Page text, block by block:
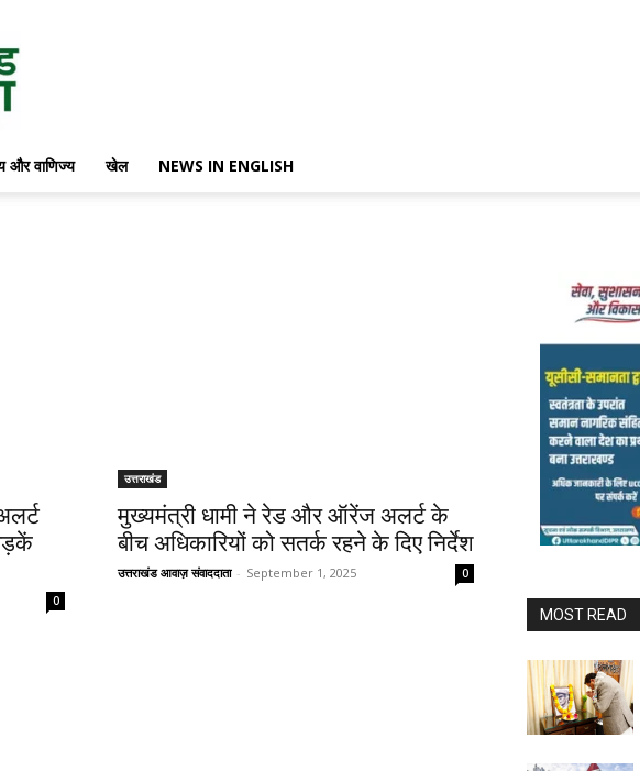
और वाणिज्य खेल NEWS IN ENGLISH
0
उत्तराखंड
मुख्यमंत्री धामी ने रेड और ऑरेंज अलर्ट के
बीच अधिकारियों को सतर्क रहने के दिए निर्देश
उत्तराखंड आवाज़ संवाददाता - September 1, 2025 0
MOST READ